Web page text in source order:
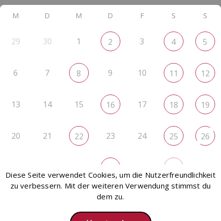
M D M D F S S
29 30 1 2 3 4 5
6 7 8 9 10 11 12
13 14 15 16 17 18 19
20 21 22 23 24 25 26
Diese Seite verwendet Cookies, um die Nutzerfreundlichkeit
zu verbessern. Mit der weiteren Verwendung stimmst du
dem zu.